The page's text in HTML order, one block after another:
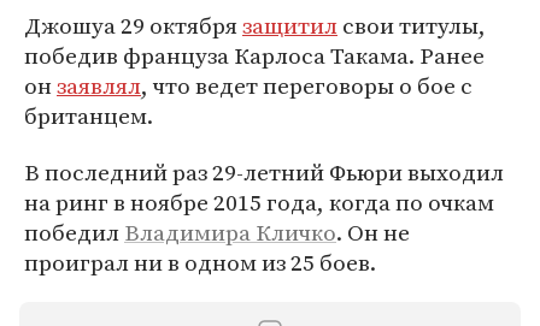
Джошуа 29 октябрязащитилсвои титулы,
победив француза Карлоса Такама. Ранее
онзаявлял, что ведет переговоры о бое с
британцем.
В последний раз 29-летний Фьюри выходил
на ринг в ноябре 2015 года, когда по очкам
победилВладимира Кличко. Он не
проиграл ни в одном из 25 боев.